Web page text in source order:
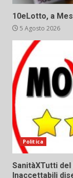
10eLotto, a
5 Agosto 2026
Politica
SanitàXTutti del
Inaccettabili